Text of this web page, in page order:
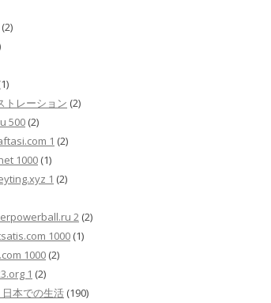
(2)
トレーション (2)
500 (2)
1 (2)
1000 (1)
1 (2)
2 (2)
1000 (1)
1000 (2)
1 (2)
本での生活 (190)